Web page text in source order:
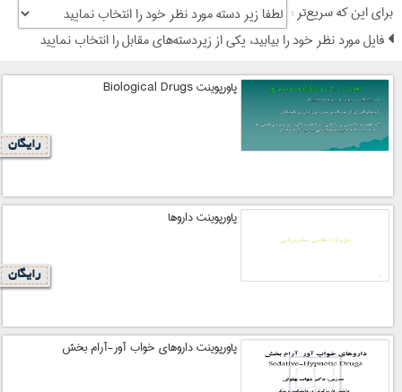
: برای این که سریع‌تر
پاورپوینت Biological Drugs
رایگان
پاورپوینت داروها
رایگان
پاورپوینت داروهای خواب آور-آرام بخش